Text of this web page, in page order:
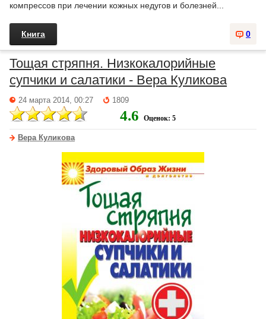
компрессов при лечении кожных недугов и болезней...
0
Книга
Тощая стряпня. Низкокалорийные
супчики и салатики - Вера Куликова
24 марта 2014, 00:27 1809
4.6 Оценок: 5
Вера Куликова